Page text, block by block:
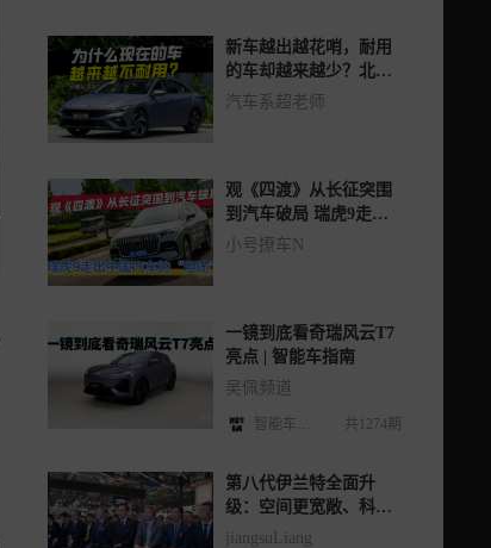
新车越出越花哨，耐用
的车却越来越少？北京
现代道出真相
汽车系超老师
观《四渡》从长征突围
到汽车破局 瑞虎9走出
中国汽车的“坦途”
小号撩车N
一镜到底看奇瑞风云T7
亮点 | 智能车指南
吴佩频道
共1274期
第八代伊兰特全面升
级：空间更宽敞、科技
更智能、动力更强劲，
jiangsuLiang